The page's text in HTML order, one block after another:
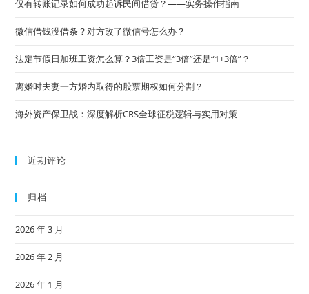
仅有转账记录如何成功起诉民间借贷？——实务操作指南
微信借钱没借条？对方改了微信号怎么办？
法定节假日加班工资怎么算？3倍工资是“3倍”还是“1+3倍”？
离婚时夫妻一方婚内取得的股票期权如何分割？
海外资产保卫战：深度解析CRS全球征税逻辑与实用对策
近期评论
归档
2026 年 3 月
2026 年 2 月
2026 年 1 月